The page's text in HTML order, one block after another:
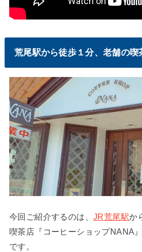
荒尾駅から徒歩１分、老舗の喫
今回ご紹介するのは、JR荒尾駅か
喫茶店『コーヒーショップNANA
です。